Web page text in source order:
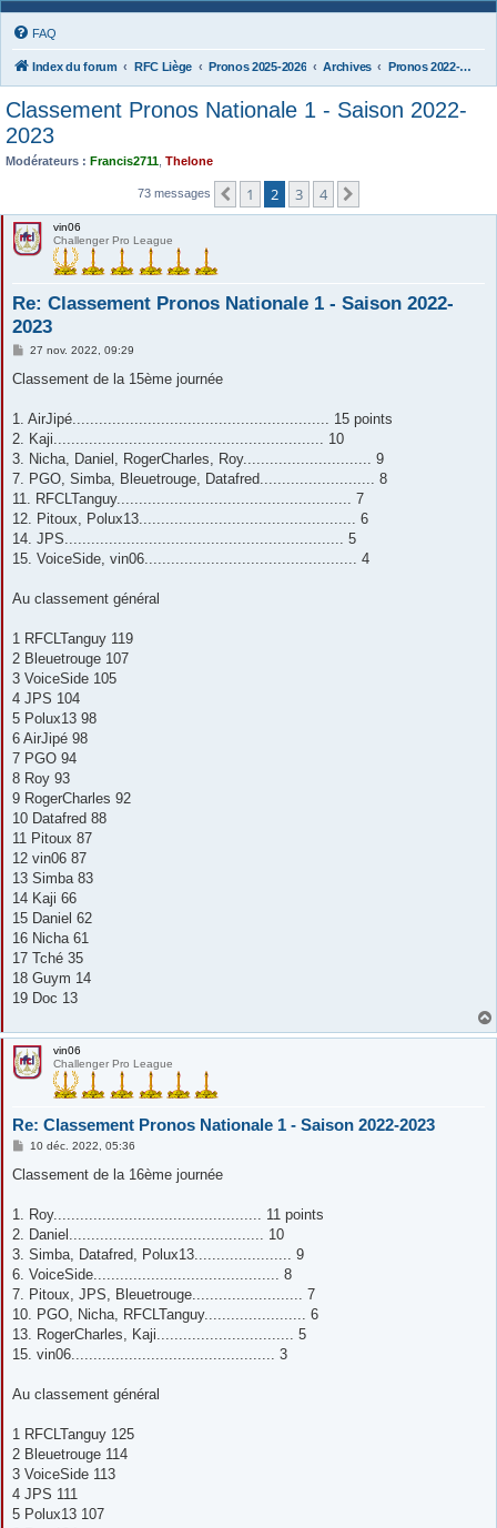
FAQ
Index du forum RFC Liège Pronos 2025-2026 Archives Pronos 2022-2023
Classement Pronos Nationale 1 - Saison 2022-
2023
Modérateurs : Francis2711 Thelone
73 messages Précédente
1 2 3 4
vin06
Challenger Pro League
Re: Classement Pronos Nationale 1 - Saison 2022-
2023
M
s
g
27 nov. 2022, 09:29
Classement de la 15ème journée
1. AirJipé.......................................................... 15 points
2. Kaji............................................................. 10
3. Nicha, Daniel, RogerCharles, Roy............................. 9
7. PGO, Simba, Bleuetrouge, Datafred.......................... 8
11. RFCLTanguy..................................................... 7
12. Pitoux, Polux13................................................. 6
14. JPS............................................................... 5
15. VoiceSide, vin06................................................ 4
Au classement général
1 RFCLTanguy 119
2 Bleuetrouge 107
3 VoiceSide 105
4 JPS 104
5 Polux13 98
6 AirJipé 98
7 PGO 94
8 Roy 93
9 RogerCharles 92
10 Datafred 88
11 Pitoux 87
12 vin06 87
13 Simba 83
14 Kaji 66
15 Daniel 62
16 Nicha 61
17 Tché 35
18 Guym 14
19 Doc 13
vin06
Challenger Pro League
Re: Classement Pronos Nationale 1 - Saison 2022-2023
M
s
g
10 déc. 2022, 05:36
Classement de la 16ème journée
1. Roy............................................... 11 points
2. Daniel............................................ 10
3. Simba, Datafred, Polux13...................... 9
6. VoiceSide.......................................... 8
7. Pitoux, JPS, Bleuetrouge......................... 7
10. PGO, Nicha, RFCLTanguy....................... 6
13. RogerCharles, Kaji............................... 5
15. vin06.............................................. 3
Au classement général
1 RFCLTanguy 125
2 Bleuetrouge 114
3 VoiceSide 113
4 JPS 111
5 Polux13 107